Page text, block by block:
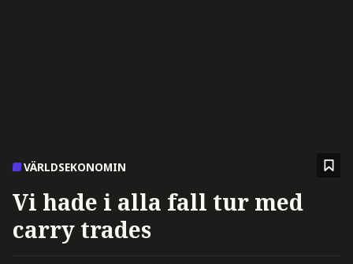
VÄRLDSEKONOMIN
Vi hade i alla fall tur med
carry trades